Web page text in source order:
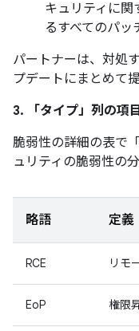
キュリティに関
るすべてのパッ
パートナーは、対処
プデートにまとめて
3. 「タイプ」 列の項
脆弱性の詳細の表で「
ュリティの脆弱性の
略語 定義
RCE リモ
EoP 権限